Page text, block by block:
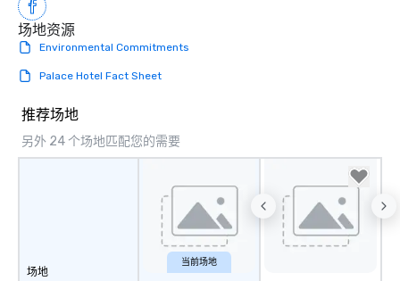
场地资源
Environmental Commitments
Palace Hotel Fact Sheet
推荐场地
另外 24 个场地匹配您的需要
场地
当前场地